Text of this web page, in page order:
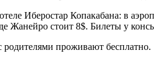
Иберостар Копакабана: в
Жанейро стоит 8$. Билеты у
родителями проживают бесплатно.